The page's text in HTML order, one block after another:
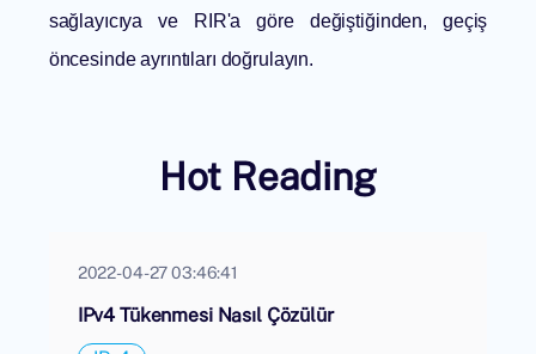
sağlayıcıya ve RIR'a göre değiştiğinden, geçiş
öncesinde ayrıntıları doğrulayın.
Hot Reading
2022-04-27 03:46:41
IPv4 Tükenmesi Nasıl Çözülür